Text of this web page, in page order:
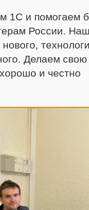
1С и помогаем
России.
нового,
Делаем свою
хорошо и честно